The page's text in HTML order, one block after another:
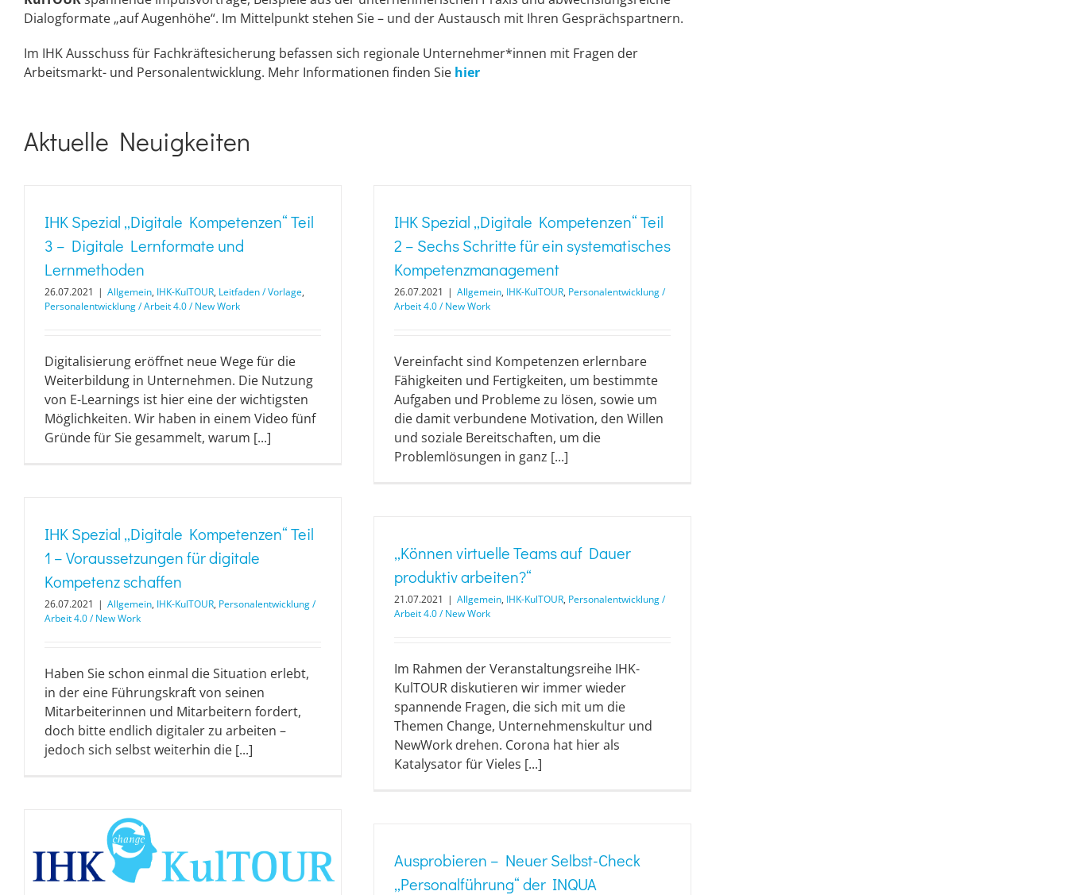
Dialogformate „auf Augenhöhe“. Im Mittelpunkt stehen Sie – und der Austausch mit Ihren Gesprächspartnern.
Im IHK Ausschuss für Fachkräftesicherung befassen sich regionale Unternehmer*innen mit Fragen der
Arbeitsmarkt- und Personalentwicklung. Mehr Informationen finden Sie hier
Aktuelle Neuigkeiten
IHK Spezial „Digitale Kompetenzen“ Teil
3 – Digitale Lernformate und
Lernmethoden
26.07.2021 | Allgemein, IHK-KulTOUR, Leitfaden / Vorlage,
Personalentwicklung / Arbeit 4.0 / New Work
Digitalisierung eröffnet neue Wege für die
Weiterbildung in Unternehmen. Die Nutzung
von E-Learnings ist hier eine der wichtigsten
Möglichkeiten. Wir haben in einem Video fünf
Gründe für Sie gesammelt, warum [...]
IHK Spezial „Digitale Kompetenzen“ Teil
2 – Sechs Schritte für ein systematisches
Kompetenzmanagement
26.07.2021 | Allgemein, IHK-KulTOUR, Personalentwicklung /
Arbeit 4.0 / New Work
Vereinfacht sind Kompetenzen erlernbare
Fähigkeiten und Fertigkeiten, um bestimmte
Aufgaben und Probleme zu lösen, sowie um
die damit verbundene Motivation, den Willen
und soziale Bereitschaften, um die
Problemlösungen in ganz [...]
IHK Spezial „Digitale Kompetenzen“ Teil
1 – Voraussetzungen für digitale
Kompetenz schaffen
26.07.2021 | Allgemein, IHK-KulTOUR, Personalentwicklung /
Arbeit 4.0 / New Work
Haben Sie schon einmal die Situation erlebt,
in der eine Führungskraft von seinen
Mitarbeiterinnen und Mitarbeitern fordert,
doch bitte endlich digitaler zu arbeiten –
jedoch sich selbst weiterhin die [...]
„Können virtuelle Teams auf Dauer
produktiv arbeiten?“
21.07.2021 | Allgemein, IHK-KulTOUR, Personalentwicklung /
Arbeit 4.0 / New Work
Im Rahmen der Veranstaltungsreihe IHK-
KulTOUR diskutieren wir immer wieder
spannende Fragen, die sich mit um die
Themen Change, Unternehmenskultur und
NewWork drehen. Corona hat hier als
Katalysator für Vieles [...]
Ausprobieren – Neuer Selbst-Check
„Personalführung“ der INQUA